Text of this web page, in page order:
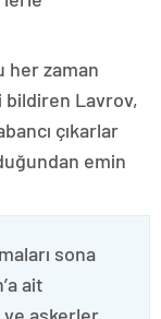
her zaman
bildiren Lavrov,
çıkarlar
emin
sona
ait